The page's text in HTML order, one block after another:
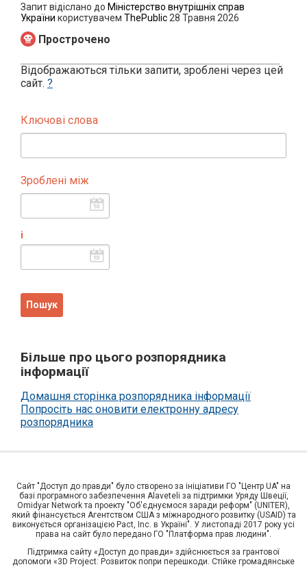
Запит відіслано до Міністерство внутрішніх справ
України користувачем ThePublic 28 Травня 2026
Прострочено
Відображаються тільки запити, зроблені через цей
сайт. ?
Ключові слова
Зроблені між
і
Більше про цього розпорядника
інформації
Домашня сторінка розпорядника інформації
Попросіть нас оновити електронну адресу
розпорядника
Сайт "Доступ до правди" було створено за ініціативи ГО "Центр UA" на
базі програмного забезпечення Alaveteli за підтримки Уряду Швеції,
Omidyar Network та проекту "Об'єднуємося заради реформ" (UNITER),
який фінансується Агентством США з міжнародного розвитку (USAID) та
виконується організацією Pact, Inc. в Україні". У листопаді 2017 року усі
права на сайт було передано ГО "Платформа прав людини".
Підтримка сайту «Доступ до правди» здійснюється за грантової
допомоги «3D Project: Розвиток попри перешкоди. Стійке громадянське